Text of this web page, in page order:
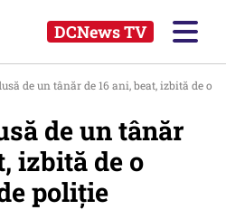
DCNews TV
de un tânăr de 16 ani, beat, izbită de o
de un tânăr
izbită de o
poliție